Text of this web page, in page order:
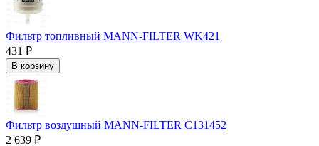
Фильтр топливный MANN-FILTER WK421
431 ₽
В корзину
Фильтр воздушный MANN-FILTER C131452
2 639 ₽